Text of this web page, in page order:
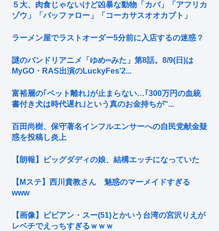
５大、肉食じゃないけど凶暴な動物「カバ」「アフリカ
ゾウ」「バッファロー」「コーカサスオオカブト」
ラーメン屋でラストオーダー5分前に入店するの迷惑？
謎のバンドリアニメ「ゆめ∞みた」第8話。8/9(日)は
MyGO・RAS出演のLuckyFes’2...
富裕層の｢ペット離れ｣が止まらない…｢300万円の血統
書付き犬は時代遅れ｣という真のお金持ちが"...
百田尚樹、保守著名インフルエンサーへの自民党献金疑
惑を投稿し炎上
【朗報】ビッグダディの娘、結構エッチになっていた
【Mステ】西川貴教さん 魅惑のマーメイドすぎる
www
【画像】ビビアン・スー(51)とかいう台湾の宮沢りえが
レベチでえっちすぎるｗｗｗ